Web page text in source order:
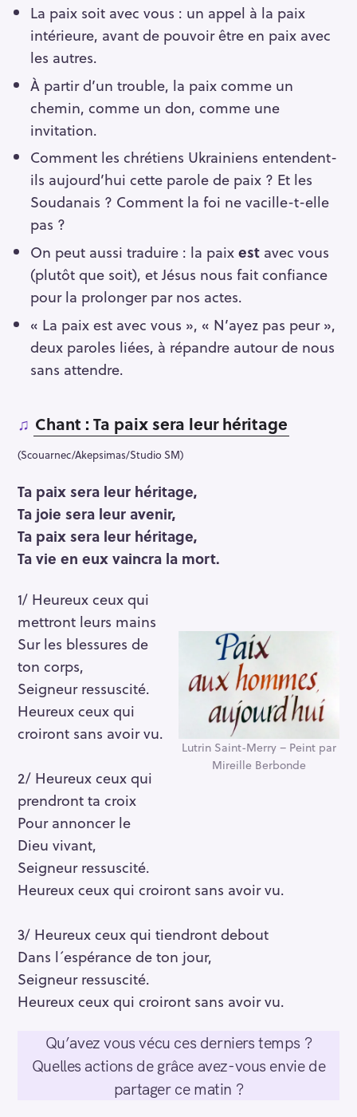
La paix soit avec vous : un appel à la paix
intérieure, avant de pouvoir être en paix avec
les autres.
À partir d’un trouble, la paix comme un
chemin, comme un don, comme une
invitation.
Comment les chrétiens Ukrainiens entendent-
ils aujourd’hui cette parole de paix ? Et les
Soudanais ? Comment la foi ne vacille-t-elle
pas ?
On peut aussi traduire : la paixestavec vous
(plutôt que soit), et Jésus nous fait confiance
pour la prolonger par nos actes.
« La paix est avec vous », « N’ayez pas peur »,
deux paroles liées, à répandre autour de nous
sans attendre.
♫ Chant : Ta paix sera leur héritage
(Scouarnec/Akepsimas/Studio SM)
Ta paix sera leur héritage,
Ta joie sera leur avenir,
Ta paix sera leur héritage,
Ta vie en eux vaincra la mort.
Lutrin Saint-Merry – Peint par
Mireille Berbonde
1/ Heureux ceux qui
mettront leurs mains
Sur les blessures de
ton corps,
Seigneur ressuscité.
Heureux ceux qui
croiront sans avoir vu.
2/ Heureux ceux qui
prendront ta croix
Pour annoncer le
Dieu vivant,
Seigneur ressuscité.
Heureux ceux qui croiront sans avoir vu.
3/ Heureux ceux qui tiendront debout
Dans l´espérance de ton jour,
Seigneur ressuscité.
Heureux ceux qui croiront sans avoir vu.
Qu’avez vous vécu ces derniers temps ?
Quelles actions de grâce avez-vous envie de
partager ce matin ?